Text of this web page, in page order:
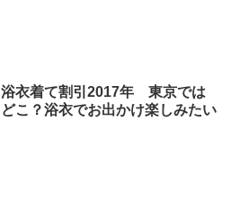
浴衣着て割引2017年 東京では
どこ？浴衣でお出かけ楽しみたい